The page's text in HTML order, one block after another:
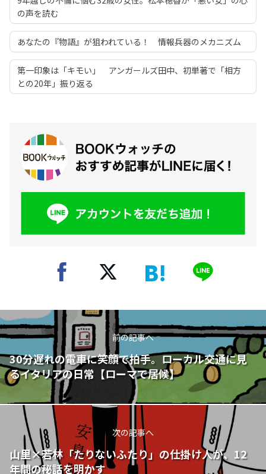
の声を読む
あなたの『物語』が狙われている！ 情報兵器のメカニズム
第一印象は「キモい」 アンガールズ田中、初単著で「相方
との20年」振り返る
前の記事へ
30分遅れの電車に笑顔で拍手。ローカル交通に見
るイタリアの日常【ローマで居候】
次の記事へ
山里×若林「たりないふたり」の仕掛け人が、12
年間の秘話を明かす